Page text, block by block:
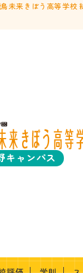
未来きぼう高等学校
キャンパス